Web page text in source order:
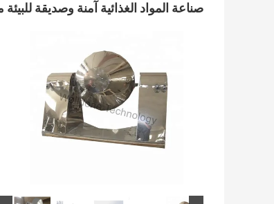
صناعة المواد الغذائية آمنة وصديقة